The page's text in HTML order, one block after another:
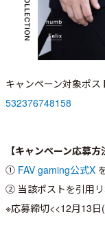
キャンペーン対象ポス
532376748158
【キャンペーン応募方
① FAV gaming公式X
② 当該ポストを引用リ
※応募締切<<12月13日